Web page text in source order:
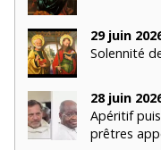
29 juin
Solennité
28 juin
Apéritif
prêtres